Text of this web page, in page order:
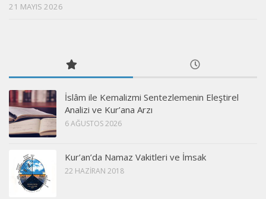
21 MAYIS 2026
İslâm ile Kemalizmi Sentezlemenin Eleştirel
Analizi ve Kur’ana Arzı
6 AĞUSTOS 2026
Kur’an’da Namaz Vakitleri ve İmsak
22 HAZIRAN 2018